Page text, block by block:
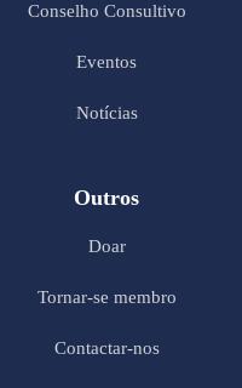
Conselho Consultivo
Eventos
Notícias
Outros
Doar
Tornar-se membro
Contactar-nos